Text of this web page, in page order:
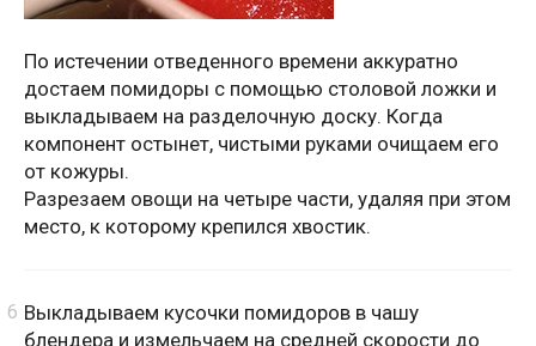
По истечении отведенного времени аккуратно
достаем помидоры с помощью столовой ложки и
выкладываем на разделочную доску. Когда
компонент остынет, чистыми руками очищаем его
от кожуры.
Разрезаем овощи на четыре части, удаляя при этом
место, к которому крепился хвостик.
Выкладываем кусочки помидоров в чашу
блендера и измельчаем на средней скорости до